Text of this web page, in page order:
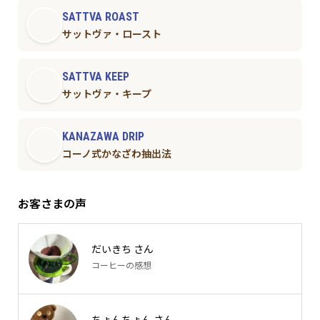
SATTVA ROAST
サットヴァ・ロースト
SATTVA KEEP
サットヴァ・キープ
KANAZAWA DRIP
コーノ式かなざわ抽出法
お客さまの声
だいきち さん
コーヒーの感想